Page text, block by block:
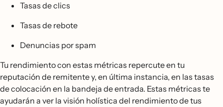
Tasas de clics
Tasas de rebote
Denuncias por spam
Tu rendimiento con estas métricas repercute en tu
reputación de remitente y, en última instancia, en las tasas
de colocación en la bandeja de entrada. Estas métricas te
ayudarán a ver la visión holística del rendimiento de tus